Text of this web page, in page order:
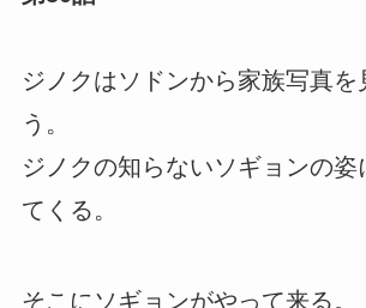
ジノクはソドンから家族写真を
う。
ジノクの知らないソギョンの姿
てくる。
そこにソギョンがやって来る。